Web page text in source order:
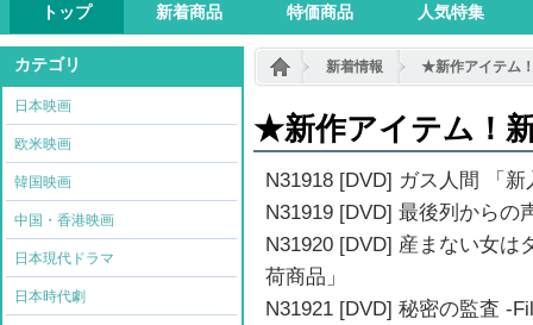
トップ 新着商品 特価商品 人気特集
カテゴリ
日本映画
欧米映画
韓国映画
中国・香港映画
日本現代ドラマ
日本時代劇
新着情報 ★新作アイテム
★新作アイテム！
N31918 [DVD] ガス人間 「新
N31919 [DVD] 最後列からの
N31920 [DVD] 産まない女は
荷商品」
N31921 [DVD] 秘密の監査 -